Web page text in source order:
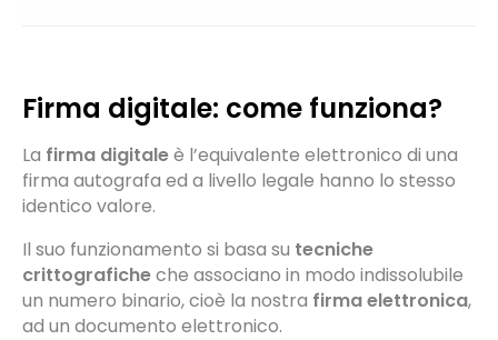
Firma digitale: come funziona?
La firma digitaleè l’equivalente elettronico di una
firma autografa ed a livello legale hanno lo stesso
identico valore.
Il suo funzionamento si basa su tecniche
crittograficheche associano in modo indissolubile
un numero binario, cioè la nostra firmaelettronica,
ad un documento elettronico.